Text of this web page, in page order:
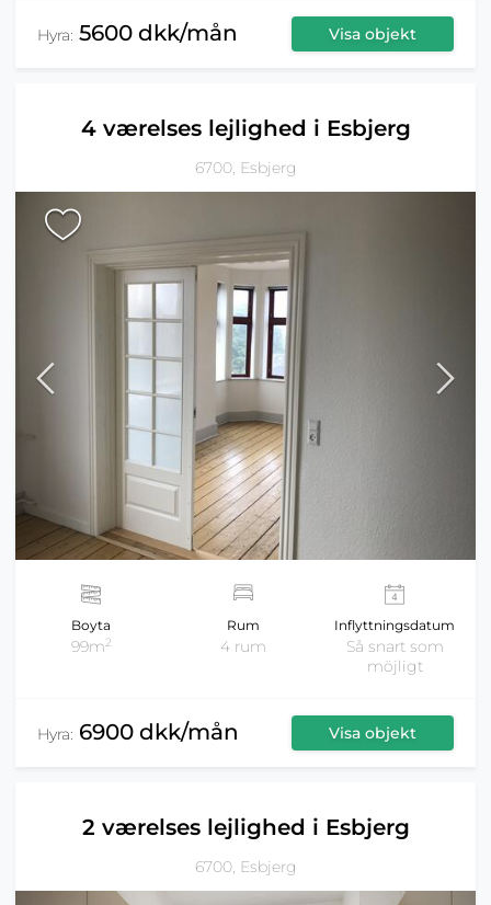
Hyra: 5600 dkk/mån Visa objekt
4 værelses lejlighed i Esbjerg
6700, Esbjerg
Boyta
99m2
Rum
4 rum
Inflyttningsdatum
Så snart som
möjligt
Hyra: 6900 dkk/mån Visa objekt
2 værelses lejlighed i Esbjerg
6700, Esbjerg